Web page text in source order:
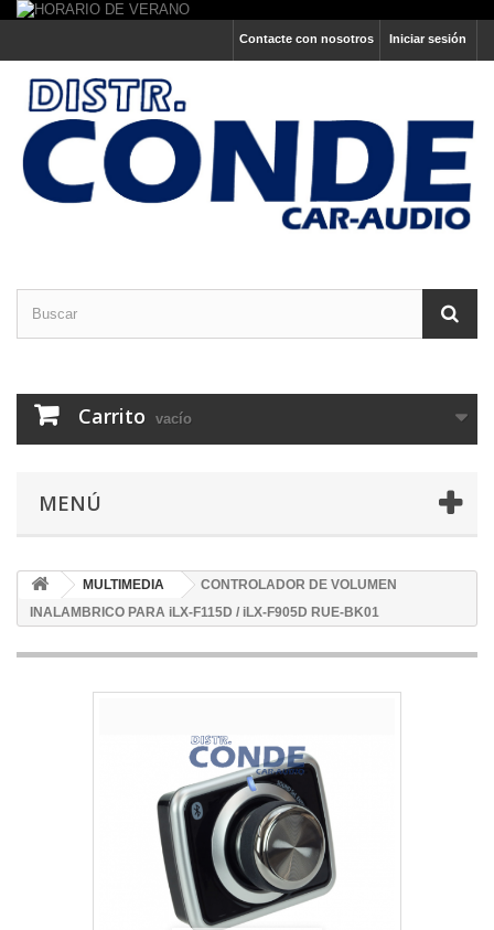
Iniciar sesión
Contacte con nosotros
Carrito vacío
MENÚ
MULTIMEDIA
CONTROLADOR DE VOLUMEN
INALAMBRICO PARA iLX-F115D / iLX-F905D RUE-BK01